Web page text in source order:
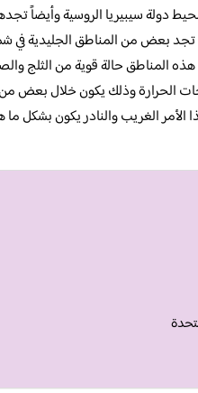
دولة سيبيريا الروسية وأيضاً
أن تجد بعض من المناطق الجليدية
هذه المناطق حالة قوية من الثلج
الحرارة وذلك يكون خلال بعض
الغريب والنادر يكون بشكل ما